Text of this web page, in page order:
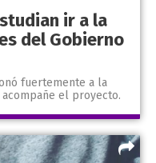
ir a la
del Gobierno
fuertemente a la
el proyecto.